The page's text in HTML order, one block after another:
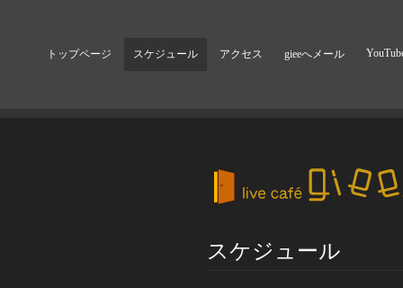
トップページ スケジュール アクセス gieeへメール
スケジュール